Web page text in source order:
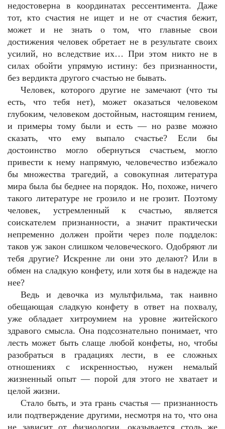
недостоверна в координатах рессентимента. Даже
тот, кто счастия не ищет и не от счастия бежит,
может и не знать о том, что главные свои
достижения человек обретает не в результате своих
усилий, но вследствие их… При этом никто не в
силах обойти упрямую истину: без признанности,
без вердикта другого счастью не бывать.
Человек, которого другие не замечают (что ты
есть, что тебя нет), может оказаться человеком
глубоким, человеком достойным, настоящим гением,
и примеры тому были и есть — но разве можно
сказать, что ему выпало счастье? Если бы
достоинство могло обернуться счастьем, могло
привести к нему напрямую, человечество избежало
бы множества трагедий, а совокупная литература
мира была бы беднее на порядок. Но, похоже, ничего
такого литературе не грозило и не грозит. Поэтому
человек, устремленный к счастью, является
соискателем признанности, а значит практически
непременно должен пройти через поле подделок:
таков уж закон слишком человеческого. Одобряют ли
тебя другие? Искренне ли они это делают? Или в
обмен на сладкую конфету, или хотя бы в надежде на
нее?
Ведь и девочка из мультфильма, так наивно
обещающая сладкую конфету в ответ на похвалу,
уже обладает хитроумием на уровне житейского
здравого смысла. Она подсознательно понимает, что
лесть может быть слаще любой конфеты, но, чтобы
разобраться в градациях лести, в ее сложных
отношениях с искренностью, нужен немалый
жизненный опыт — порой для этого не хватает и
целой жизни.
Стало быть, и эта грань счастья — признанность
или подтверждение другими, несмотря на то, что она
не зависит от физиологии, оказывается столь же